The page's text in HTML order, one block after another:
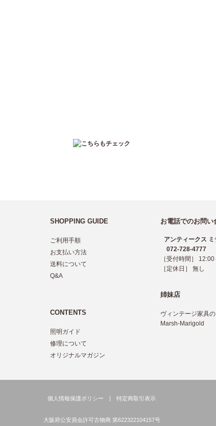
SHOPPING GUIDE
ご利用手順
お支払い方法
送料について
Q&A
CONTENTS
照明ガイド
修理について
オリジナルマガジン
お電話でのお問い
アンティークス ミ
072-728-4777
［受付時間］
［定休日］ 無し
姉妹店
ヴィンテージ家具
Marsh-Marigold
個人情報保護ポリシー | 特定商取引表示
大阪府公安員会許可古物商 第622322104157号